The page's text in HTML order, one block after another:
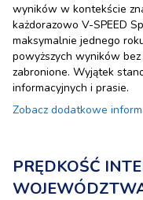
wyników w kontekście
każdorazowo V-SPEED
maksymalnie jednego
powyższych wyników bez
zabronione. Wyjątek
informacyjnych i prasie.
Zobacz dodatkowe
PRĘDKOŚĆ